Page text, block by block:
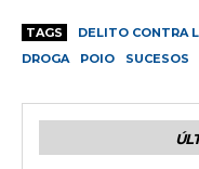
TAGS DELITO CONTRA
DROGA
POIO SUCESOS